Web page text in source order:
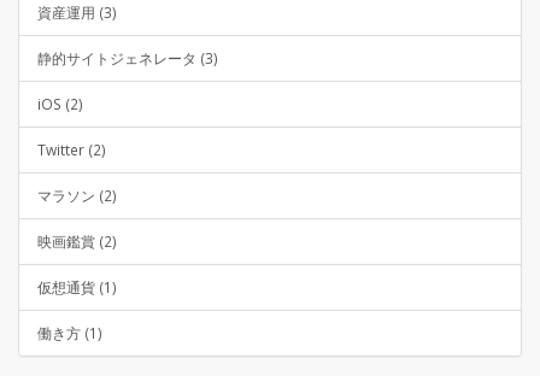
資産運用 (3)
静的サイトジェネレータ (3)
iOS (2)
Twitter (2)
マラソン (2)
映画鑑賞 (2)
仮想通貨 (1)
働き方 (1)